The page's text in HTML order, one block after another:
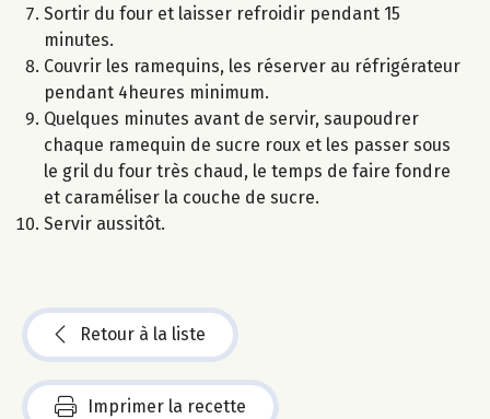
Sortir du four et laisser refroidir pendant 15
minutes.
Couvrir les ramequins, les réserver au réfrigérateur
pendant 4heures minimum.
Quelques minutes avant de servir, saupoudrer
chaque ramequin de sucre roux et les passer sous
le gril du four très chaud, le temps de faire fondre
et caraméliser la couche de sucre.
Servir aussitôt.
Retour à la liste
Imprimer la recette